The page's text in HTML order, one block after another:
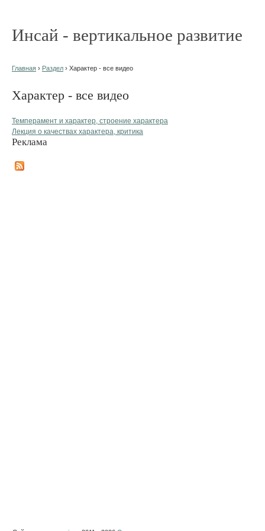
Инсай - вертикальное развитие
Главная › Раздел › Характер - все видео
Характер - все видео
Темперамент и характер, строение характера
Лекция о качествах характера, критика
Реклама